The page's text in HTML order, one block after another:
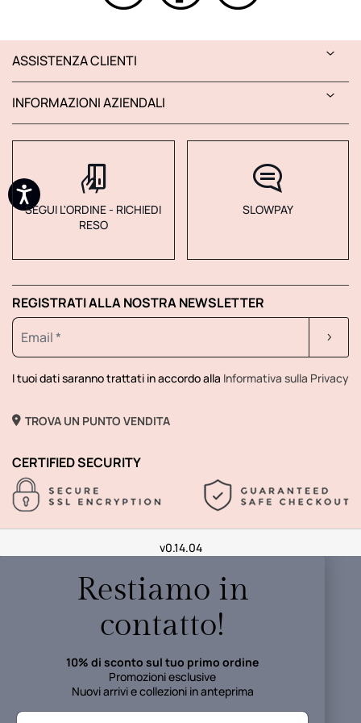
ASSISTENZA CLIENTI
INFORMAZIONI AZIENDALI
SEGUI L'ORDINE - RICHIEDI
RESO
SLOWPAY
REGISTRATI ALLA NOSTRA NEWSLETTER
I tuoi dati saranno trattati in accordo alla Informativa sulla Privacy
TROVA UN PUNTO VENDITA
CERTIFIED SECURITY
v0.14.04
Restiamo in
contatto!
10% di sconto sul tuo primo ordine
Promozioni esclusive
Nuovi arrivi e collezioni in anteprima